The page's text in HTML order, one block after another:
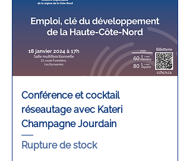
Conférence et cocktail
réseautage avec Kateri
Champagne Jourdain
Rupture de stock